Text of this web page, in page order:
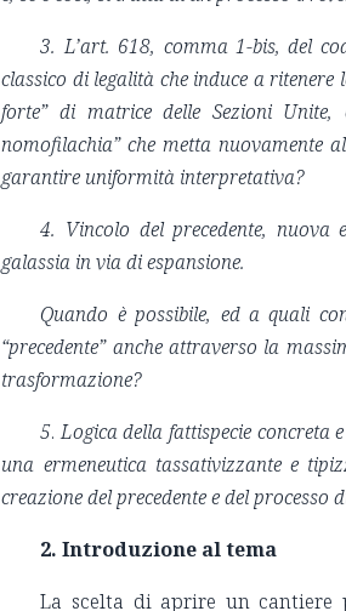
3. L’art. 618, comma 1-bis, del
classico di legalità che induce a ritenere
forte” di matrice delle Sezioni
nomofilachia” che metta nuovamente
garantire uniformità interpretativa?
4. Vincolo del precedente,
galassia in via di espansione.
Quando è possibile, ed a quali
“precedente” anche attraverso la
trasformazione?
5.Logica della fattispecie
una ermeneutica tassativizzante e
creazione del precedente e del
2. Introduzione al tema
La scelta di aprire un cantiere